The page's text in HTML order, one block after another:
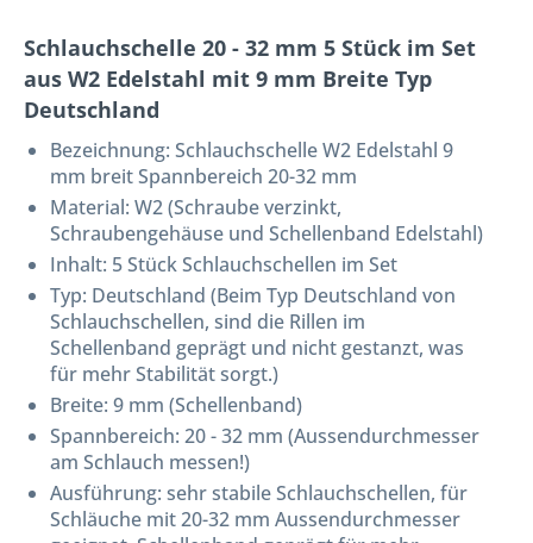
Schlauchschelle 20 - 32 mm 5 Stück im Set
aus W2 Edelstahl mit 9 mm Breite Typ
Deutschland
Bezeichnung: Schlauchschelle W2 Edelstahl 9
mm breit Spannbereich 20-32 mm
Material: W2 (Schraube verzinkt,
Schraubengehäuse und Schellenband Edelstahl)
Inhalt: 5 Stück Schlauchschellen im Set
Typ: Deutschland (Beim Typ Deutschland von
Schlauchschellen, sind die Rillen im
Schellenband geprägt und nicht gestanzt, was
für mehr Stabilität sorgt.)
Breite: 9 mm (Schellenband)
Spannbereich: 20 - 32 mm (Aussendurchmesser
am Schlauch messen!)
Ausführung: sehr stabile Schlauchschellen, für
Schläuche mit 20-32 mm Aussendurchmesser